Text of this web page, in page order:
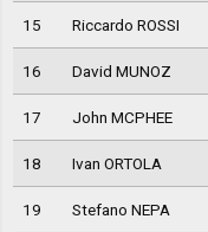
15 Riccardo ROSSI
16 David MUNOZ
17 John MCPHEE
18 Ivan ORTOLA
19 Stefano NEPA